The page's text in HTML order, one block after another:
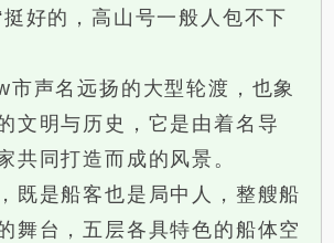
的，高山号一般人包不下
声名远扬的大型轮渡，也象
文明与历史，它是由着名导
共同打造而成的风景。
是船客也是局中人，整艘船
舞台，五层各具特色的船体空